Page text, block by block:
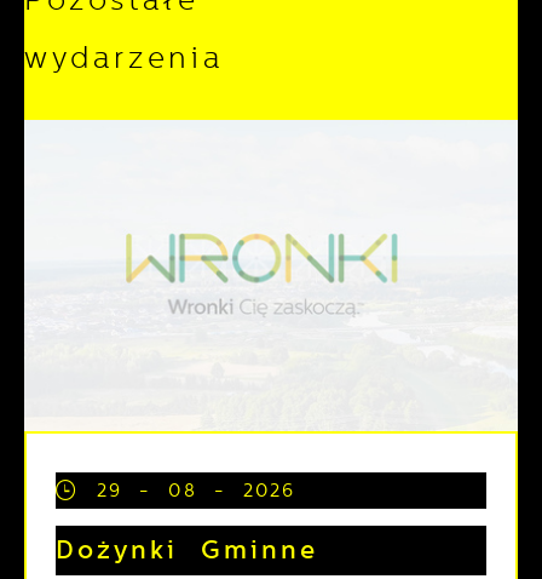
wydarzenia
29 - 08 - 2026
Dożynki Gminne